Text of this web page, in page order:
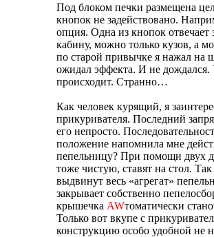
Под блоком печки размещена
кнопок не задействовано.
опция. Одна из кнопок отвечает
кабину, можно только кузов, а
по старой привычке я нажал на
ожидал эффекта. И не дождался.
происходит. Странно…
Как человек курящий, я
прикуривателя. Последний
его непросто.
положение напомнила мне
пепельницу? При помощи двух
тоже чистую, ставят на стол.
выдвинут весь «агрегат»
закрывает собственно
крышечка AWтоматически
Только вот вкупе с
конструкцию особо удобной не